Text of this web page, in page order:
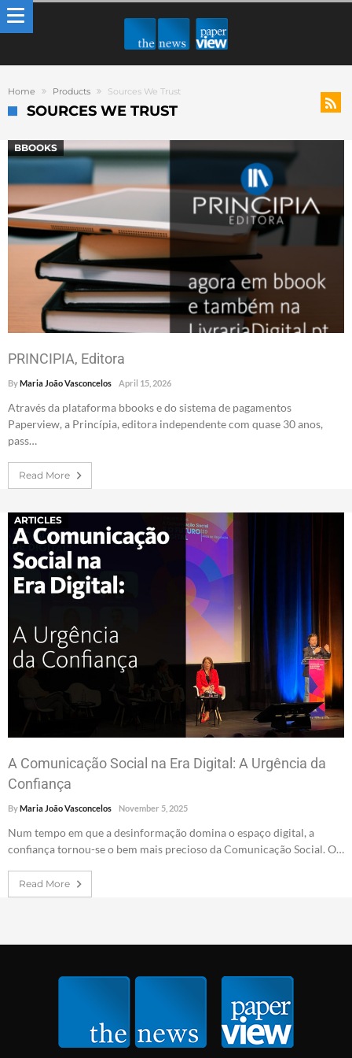
Home Products Sources We Trust
SOURCES WE TRUST
BBOOKS
PRINCIPIA, Editora
ByMaria João Vasconcelos April 15, 2026
Através da plataforma bbooks e do sistema de pagamentos
Paperview, a Princípia, editora independente com quase 30 anos,
pass…
Read More
ARTICLES
A Comunicação Social na Era Digital: A Urgência da
Confiança
ByMaria João Vasconcelos November 5, 2025
Num tempo em que a desinformação domina o espaço digital, a
confiança tornou-se o bem mais precioso da Comunicação Social. O…
Read More